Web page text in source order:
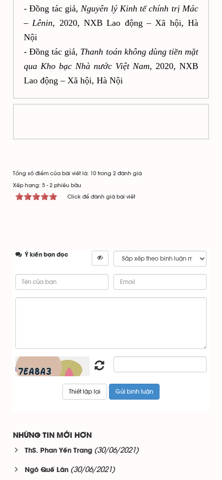
- Đồng tác giả, Nguyên lý Kinh tế chính trị Mác
– Lênin, 2020, NXB Lao động – Xã hội, Hà
Nội
- Đồng tác giả, Thanh toán không dùng tiền mặt
qua Kho bạc Nhà nước Việt Nam, 2020, NXB
Lao động – Xã hội, Hà Nội
Tổng số điểm của bài viết là: 10 trong 2 đánh giá
Xếp hạng: 5 - 2 phiếu bầu
Click để đánh giá bài viết
Ý kiến bạn đọc
NHỮNG TIN MỚI HƠN
ThS. Phan Yến Trang (30/06/2021)
Ngô Quế Lân (30/06/2021)